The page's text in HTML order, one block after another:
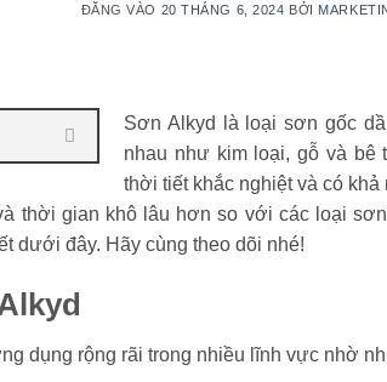
ĐĂNG VÀO 20 THÁNG 6, 2024 BỞI
Sơn Alkyd là loại sơn gốc
nhau như kim loại, gỗ và bê
thời tiết khắc nghiệt và có
thời gian khô lâu hơn so với các loại
dưới đây. Hãy cùng theo dõi nhé!
dụng rộng rãi trong nhiều lĩnh vực nhờ